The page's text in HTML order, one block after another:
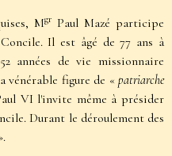
MgrPaul Mazé participe
Il est âgé de 77 ans à
années de vie missionnaire
vénérable figure de « patriarche
VI l'invite même à présider
Durant le déroulement des